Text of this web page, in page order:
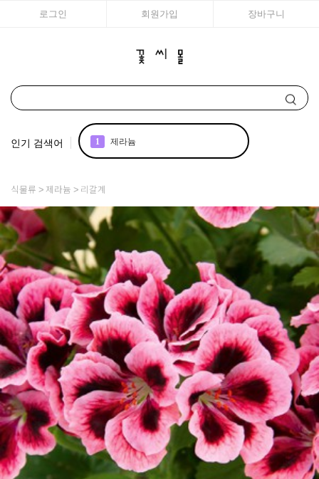
로그인 회원가입 장바구니
인기 검색어 2 조날
4 국화
5 아이비 제라늄
6 에키네시아
7 그라스
8 대국
9 접시꽃
아이비
1 제라늄
식물류 제라늄 리갈계